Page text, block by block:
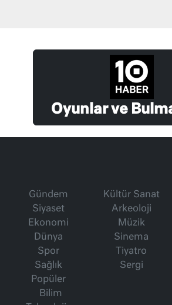
Oyunlar ve
Gündem
Siyaset
Ekonomi
Dünya
Spor
Sağlık
Popüler
Bilim
Kültür Sanat
Arkeoloji
Müzik
Sinema
Tiyatro
Sergi